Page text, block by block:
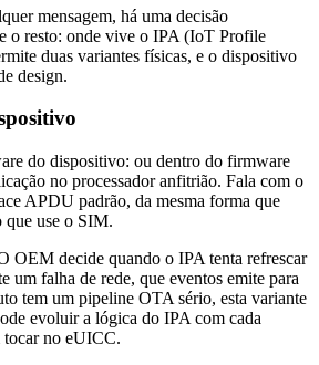
mensagem, há uma decisão
o resto: onde vive o IPA (IoT Profile
duas variantes físicas, e o dispositivo
design.
do dispositivo: ou dentro do firmware
no processador anfitrião. Fala com o
APDU padrão, da mesma forma que
que use o SIM.
OEM decide quando o IPA tenta refrescar
um falha de rede, que eventos emite para
tem um pipeline OTA sério, esta variante
evoluir a lógica do IPA com cada
tocar no eUICC.